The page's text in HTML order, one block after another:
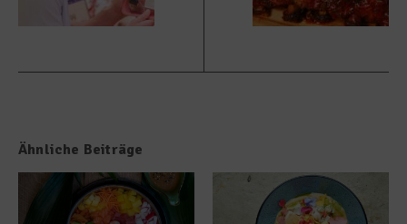
Ähnliche Beiträge